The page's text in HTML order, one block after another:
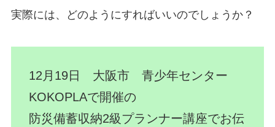
実際には、どのようにすればいいのでしょうか？
12月19日 大阪市 青少年センター
KOKOPLAで開催の
防災備蓄収納2級プランナー講座でお伝